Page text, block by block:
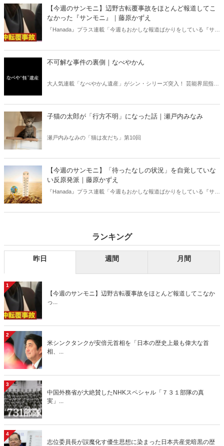
ある。元月刊『Hanada』編集部員のライター・梶原がお送りする時事
書評！
【今週のサンモニ】辺野古転覆事故をほとんど報道してこ
なかった『サンモニ』｜藤原かずえ
『Hanada』プラス連載「今週もおかしな報道ばかりをしている『サン
不可解な事件の裏側｜なべやかん
大人気連載「なべやかん遺産」がシン・シリーズ突入！ 芸能界屈指の
信じるか信じないかは、あなた次第！ 芸能ニュース
子猫の太郎が「行方不明」になった話｜瀬戸内みなみ
瀬戸内みなみの「猫は友だち」第10回
【今週のサンモニ】「待ったなしの状況」を自覚していな
い反原発派｜藤原かずえ
『Hanada』プラス連載「今週もおかしな報道ばかりをしている『サン
ランキング
昨日 週間 月間
1
【今週のサンモニ】辺野古転覆事故をほとんど報道してこなか
っ...
2
米シンクタンクが安倍元首相を「日本の歴史上最も偉大な首
相、...
3
中国外務省が大絶賛したNHKスペシャル「７３１部隊の真
実」...
4
志位委員長が誤魔化す優生思想に染まった日本共産党暗黒の歴